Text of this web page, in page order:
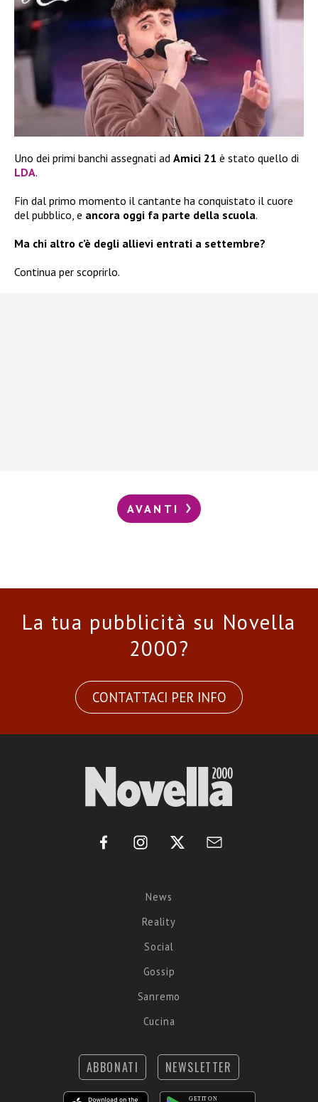
Uno dei primi banchi assegnati ad Amici 21 è stato quello di
LDA.
Fin dal primo momento il cantante ha conquistato il cuore
del pubblico, e ancora oggi fa parte della scuola.
Ma chi altro c’è degli allievi entrati a settembre?
Continua per scoprirlo.
AVANTI
La tua pubblicità su Novella
2000?
CONTATTACI PER INFO
News
Reality
Social
Gossip
Sanremo
Cucina
ABBONATI NEWSLETTER